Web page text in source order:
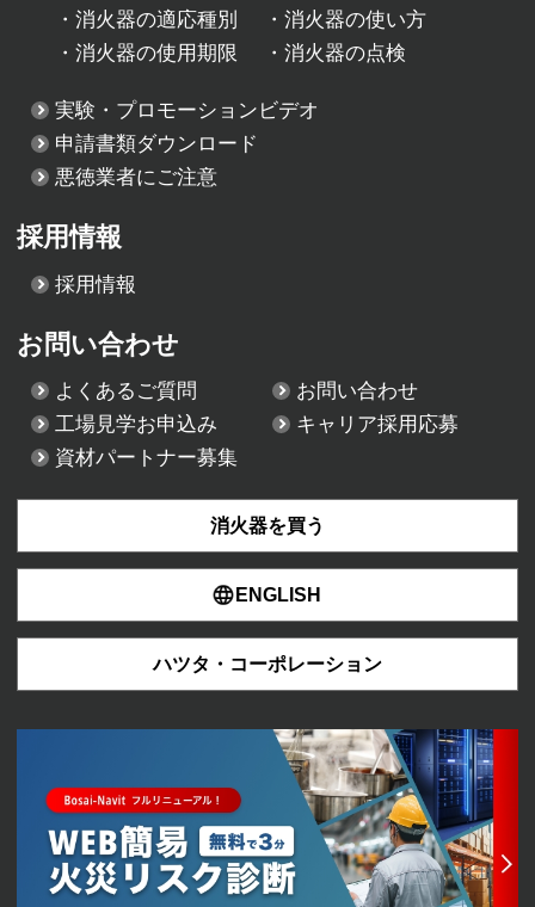
・消火器の適応種別 ・ 消火器の使い方
・消火器の使用期限 ・ 消火器の点検
実験・プロモーションビデオ
申請書類ダウンロード
悪徳業者にご注意
採用情報
採用情報
お問い合わせ
よくあるご質問
お問い合わせ
工場見学お申込み
キャリア採用応募
資材パートナー募集
消火器を買う
ENGLISH
ハツタ・コーポレーション